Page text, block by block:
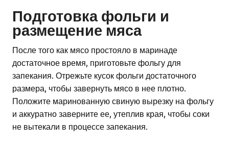
Подготовка фольги и
размещение мяса
После того как мясо простояло в маринаде
достаточное время, приготовьте фольгу для
запекания. Отрежьте кусок фольги достаточного
размера, чтобы завернуть мясо в нее плотно.
Положите маринованную свиную вырезку на фольгу
и аккуратно заверните ее, утеплив края, чтобы соки
не вытекали в процессе запекания.